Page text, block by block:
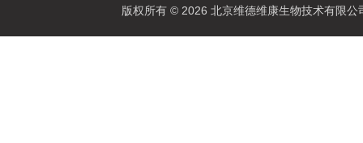
版权所有 © 2026 北京维德维康生物技术有